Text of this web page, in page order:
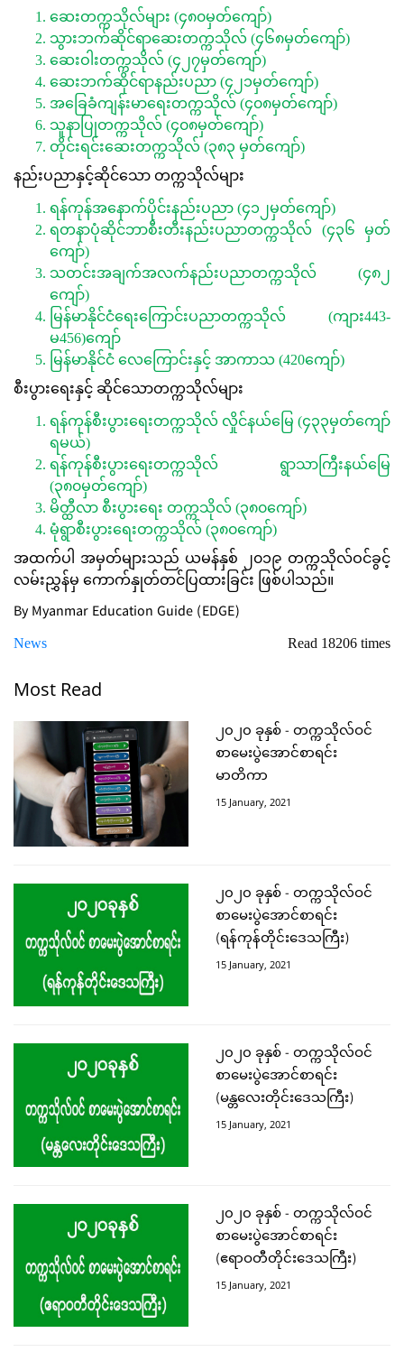
ဆေးတက္ကသိုလ်များ (၄၈၀မှတ်ကျော်)
သွားဘက်ဆိုင်ရာဆေးတက္ကသိုလ် (၄၆၈မှတ်ကျော်)
ဆေးဝါးတက္ကသိုလ် (၄၂၇မှတ်ကျော်)
ဆေးဘက်ဆိုင်ရာနည်းပညာ (၄၂၁မှတ်ကျော်)
အခြေခံကျန်းမာရေးတက္ကသိုလ် (၄၀၈မှတ်ကျော်)
သူနာပြုတက္ကသိုလ် (၄၀၈မှတ်ကျော်)
တိုင်းရင်းဆေးတက္ကသိုလ် (၃၈၃ မှတ်ကျော်)
နည်းပညာနှင့်ဆိုင်သော တက္ကသိုလ်များ
ရန်ကုန်အနောက်ပိုင်းနည်းပညာ (၄၁၂မှတ်ကျော်)
ရတနာပုံဆိုင်ဘာစီးတီးနည်းပညာတက္ကသိုလ် (၄၃၆ မှတ်
ကျော်)
သတင်းအချက်အလက်နည်းပညာတက္ကသိုလ် (၄၈၂
ကျော်)
မြန်မာနိုင်ငံရေးကြောင်းပညာတက္ကသိုလ် (ကျား443-
မ456)ကျော်
မြန်မာနိုင်ငံ လေကြောင်းနှင့် အာကာသ (420ကျော်)
စီးပွားရေးနှင့် ဆိုင်သောတက္ကသိုလ်များ
ရန်ကုန်စီးပွားရေးတက္ကသိုလ် လှိုင်နယ်မြေ (၄၃၃မှတ်ကျော်
ရမယ်)
ရန်ကုန်စီးပွားရေးတက္ကသိုလ် ရွာသာကြီးနယ်မြေ
(၃၈၀မှတ်ကျော်)
မိတ္ထီလာ စီးပွားရေး တက္ကသိုလ် (၃၈၀ကျော်)
မုံရွာစီးပွားရေးတက္ကသိုလ် (၃၈၀ကျော်)
အထက်ပါ အမှတ်များသည် ယမန်နှစ် ၂၀၁၉ တက္ကသိုလ်ဝင်ခွင့်
လမ်းညွှန်မှ ကောက်နှုတ်တင်ပြထားခြင်း ဖြစ်ပါသည်။
By Myanmar Education Guide (EDGE)
News Read 18206 times
Most Read
၂၀၂၀ ခုနှစ် - တက္ကသိုလ်ဝင်
စာမေးပွဲအောင်စာရင်း
မာတိကာ
15 January, 2021
၂၀၂၀ ခုနှစ် - တက္ကသိုလ်ဝင်
စာမေးပွဲအောင်စာရင်း
(ရန်ကုန်တိုင်းဒေသကြီး)
15 January, 2021
၂၀၂၀ ခုနှစ် - တက္ကသိုလ်ဝင်
စာမေးပွဲအောင်စာရင်း
(မန္တလေးတိုင်းဒေသကြီး)
15 January, 2021
၂၀၂၀ ခုနှစ် - တက္ကသိုလ်ဝင်
စာမေးပွဲအောင်စာရင်း
(ဧရာဝတီတိုင်းဒေသကြီး)
15 January, 2021